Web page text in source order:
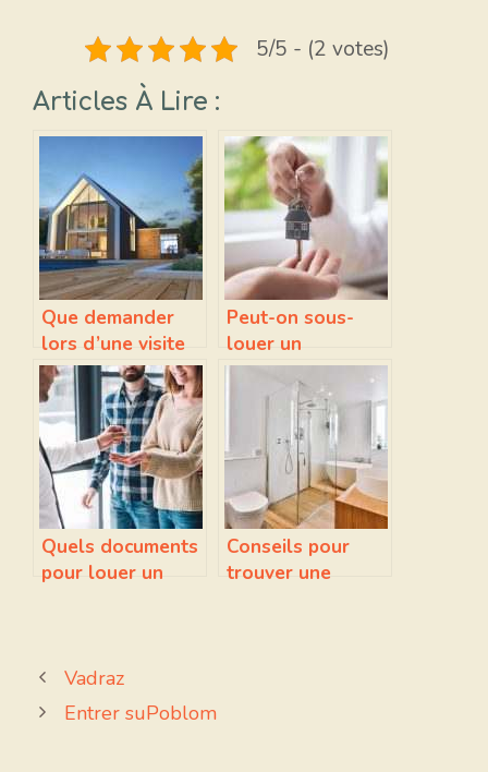
5/5 - (2 votes)
Articles À Lire :
Que demander
lors d’une visite
d’appartement ?
Peut-on sous-
louer un
appartement ?
Quels documents
pour louer un
Conseils pour
trouver une
Vadraz
Entrer suPoblom